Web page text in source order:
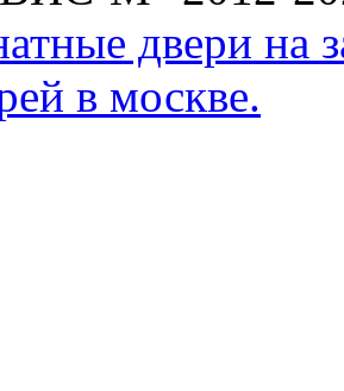
двери на
в москве.